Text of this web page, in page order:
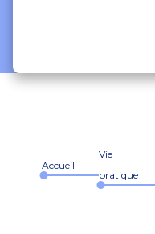
Accueil
Vie
pratique